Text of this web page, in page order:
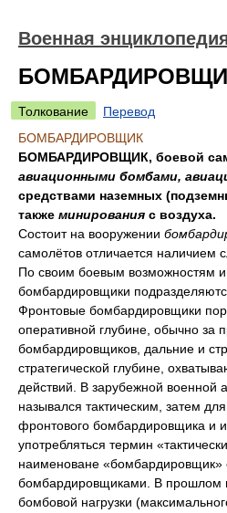
Военная
Толкование
Перевод
БОМБАРДИРОВЩИК
БОМБАРДИРОВЩИК, боевой
авиационными бомбами,
средствами наземных
также минирования с воздуха.
Состоит на вооружении
самолётов отличается наличием
По своим боевым возможностям
бомбардировщики
Фронтовые бомбардировщики
оперативной глубине, обычно за
бомбардировщиков, дальние и
стратегической глубине,
действий. В зарубежной
назывался тактическим, затем
фронтового бомбардировщика и
употребляться термин
наименоване «бомбардировщик»
бомбардировщиками. В прошлом
бомбовой нагрузки